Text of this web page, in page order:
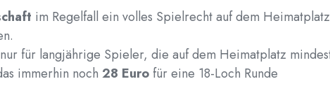
im Regelfall ein volles Spielrecht auf dem
für langjährige Spieler, die auf dem Heimatplatz
immerhin noch 28 Euro für eine 18-Loch Runde